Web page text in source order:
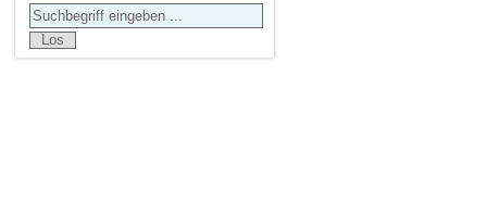
Search